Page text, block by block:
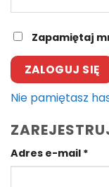
Zapamiętaj
ZALOGUJ SIĘ
Nie pamiętasz
Adres e-mail *